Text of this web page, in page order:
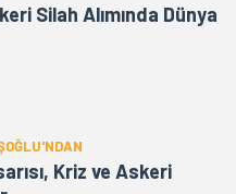
Silah Alımında Dünya
Kriz ve Askeri